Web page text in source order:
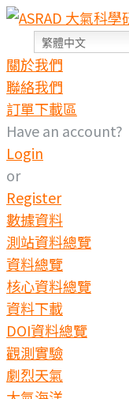
繁體中文
關於我們
聯絡我們
訂單下載區
Have an account?
Login
or
Register
數據資料
測站資料總覽
資料總覽
核心資料總覽
資料下載
DOI資料總覽
觀測實驗
劇烈天氣